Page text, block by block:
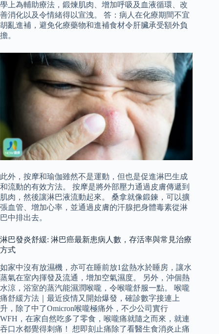
學上為輔助療法，鍛煉肌肉、增加呼吸及血液循環、改
善消化以及令情緒得以宣洩。 答：病人在化療期間不宜
胡亂進補，避免化療藥物和進補食材令肝臟承受額外負
擔。
此外，按摩和瑜伽雖然不是運動，但也是促進淋巴生成
和流動的有效方法。 按摩是將外部壓力通過皮膚傳遞到
肌肉，然後讓淋巴液流動起來。 桑拿就像鍛鍊，可以擴
張血管、增加心率，並通過皮膚的汗腺把身體毒素從淋
巴中排出去。
淋巴發炎舒緩: 淋巴癌最新患病人數，存活率與常見治療
方式
如家中沒有放濕機，亦可在睡前放1盆熱水於睡房，讓水
蒸氣在室內揮發及流通，增加空氣濕度。 另外，沖個熱
水涼，浴室的蒸汽能濕潤喉嚨，令喉嚨舒服一點。 喉嚨
痛舒緩方法｜最近疫情又開始爆發，確診數字接連上
升，除了中了Omicron喉嚨極痛外，不少公司實行
WFH，在家自然吃多了零食，喉嚨痛就隨之而來，就連
吞口水都覺得刺痛！ 想即刻止痛除了看醫生食消炎止痛